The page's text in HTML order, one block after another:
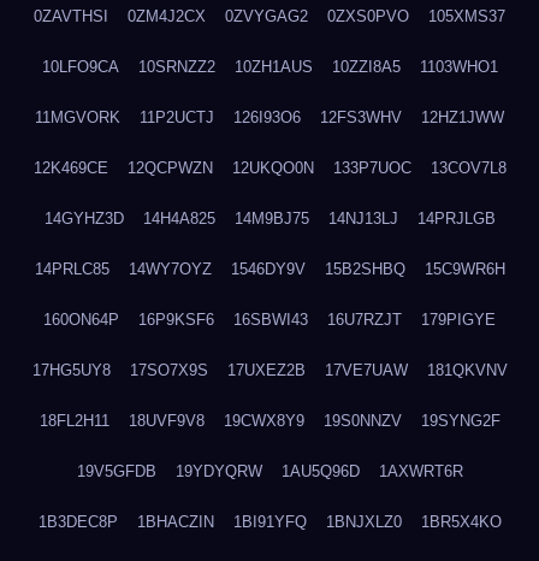
0ZAVTHSI 0ZM4J2CX 0ZVYGAG2 0ZXS0PVO 105XMS37
10LFO9CA 10SRNZZ2 10ZH1AUS 10ZZI8A5 1103WHO1
11MGVORK 11P2UCTJ 126I93O6 12FS3WHV 12HZ1JWW
12K469CE 12QCPWZN 12UKQO0N 133P7UOC 13COV7L8
14GYHZ3D 14H4A825 14M9BJ75 14NJ13LJ 14PRJLGB
14PRLC85 14WY7OYZ 1546DY9V 15B2SHBQ 15C9WR6H
160ON64P 16P9KSF6 16SBWI43 16U7RZJT 179PIGYE
17HG5UY8 17SO7X9S 17UXEZ2B 17VE7UAW 181QKVNV
18FL2H11 18UVF9V8 19CWX8Y9 19S0NNZV 19SYNG2F
19V5GFDB 19YDYQRW 1AU5Q96D 1AXWRT6R
1B3DEC8P 1BHACZIN 1BI91YFQ 1BNJXLZ0 1BR5X4KO